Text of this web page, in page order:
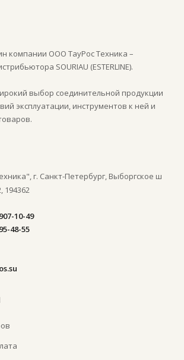
компании ООО ТауРос Техника –
SOURIAU (ESTERLINE).
выбор соединительной продукции
эксплуатации, инструментов к ней и
г. Санкт-Петербург, Выборгское ш
194362
10-49
48-55